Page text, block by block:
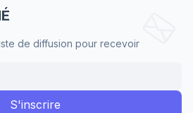
de diffusion pour recevoir